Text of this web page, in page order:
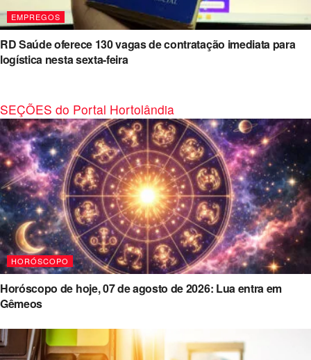
EMPREGOS
RD Saúde oferece 130 vagas de contratação imediata para
logística nesta sexta-feira
SEÇÕES do Portal Hortolândia
HORÓSCOPO
Horóscopo de hoje, 07 de agosto de 2026: Lua entra em
Gêmeos